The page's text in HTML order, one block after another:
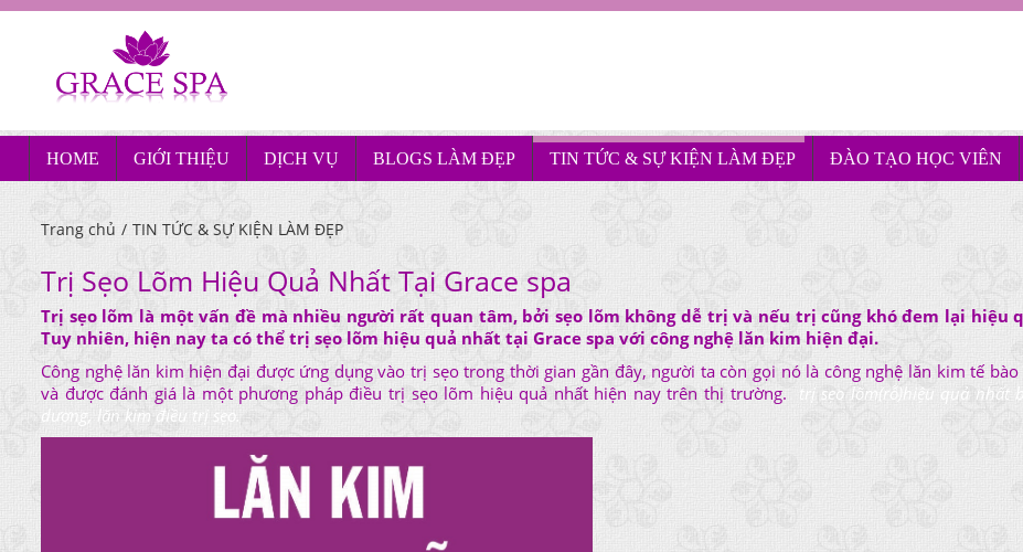
HOME GIỚI THIỆU DỊCH VỤ BLOGS LÀM ĐẸP TIN TỨC & SỰ KIỆN LÀM ĐẸP ĐÀO TẠO HỌC VIÊN
Trang chủ / TIN TỨC & SỰ KIỆN LÀM ĐẸP
Trị Sẹo Lõm Hiệu Quả Nhất Tại Grace spa
Trị sẹo lõm là một vấn đề mà nhiều người rất quan tâm, bởi sẹo lõm không dễ trị và nếu trị cũng khó đem lại hiệu
Tuy nhiên, hiện nay ta có thể trị sẹo lõm hiệu quả nhất tại Grace spa với công nghệ lăn kim hiện đại.
Công nghệ lăn kim hiện đại được ứng dụng vào trị sẹo trong thời gian gần đây, người ta còn gọi nó là công nghệ lăn kim tế bào
và được đánh giá là một phương pháp điều trị sẹo lõm hiệu quả nhất hiện nay trên thị trường.
trị sẹo lõm(rỗ)hiệu quả nhất
dương, lăn kim điều trị sẹo.